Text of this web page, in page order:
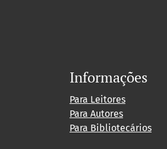
Informações
Para Leitores
Para Autores
Para Bibliotecários